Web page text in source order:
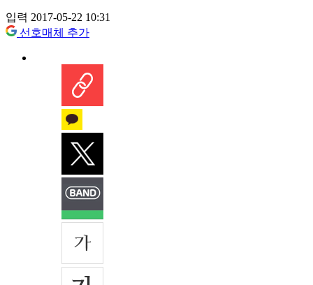
입력 2017-05-22 10:31
선호매체 추가